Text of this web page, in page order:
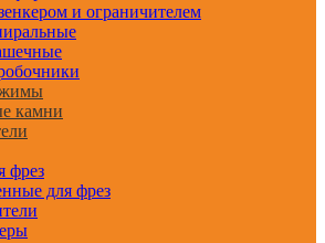
и ограничителем
камни
фрез
для фрез